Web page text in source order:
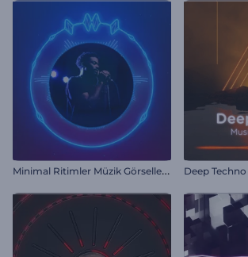
M
inimal Ritimler Müzik Görselleştirici